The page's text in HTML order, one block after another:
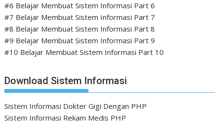
#6 Belajar Membuat Sistem Informasi Part 6
#7 Belajar Membuat Sistem Informasi Part 7
#8 Belajar Membuat Sistem Informasi Part 8
#9 Belajar Membuat Sistem Informasi Part 9
#10 Belajar Membuat Sistem Informasi Part 10
Download Sistem Informasi
Sistem Informasi Dokter Gigi Dengan PHP
Sistem Informasi Rekam Medis PHP